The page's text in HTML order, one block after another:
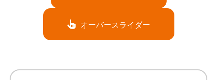
オーバースライダー